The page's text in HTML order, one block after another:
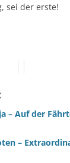
sei der erste!
– Auf der
–